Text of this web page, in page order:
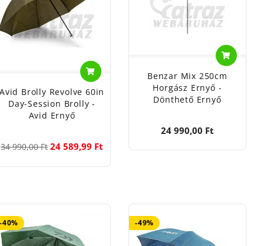
Brauchle-
u 3/A
Széchenyi
u
u
u.14
Avid Brolly Revolve 60in
Day-Session Brolly -
Avid Ernyő
34 990,00 Ft 24 589,99 Ft
Benzar Mix 250cm
Horgász Ernyő -
Dönthető Ernyő
24 990,00 Ft
-40% -49%